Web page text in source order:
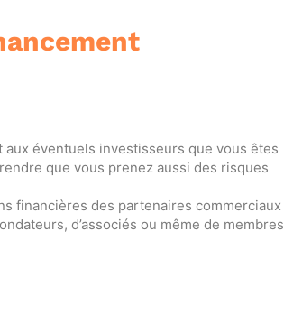
éventuels investisseurs que vous êtes
que vous prenez aussi des risques
financières des partenaires commerciaux
d’associés ou même de membres